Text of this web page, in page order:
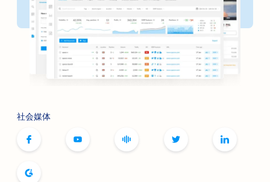
银行搜索引擎优化
书店搜索引擎优化
烧烤店搜索引擎优化
肉毒杆菌毒素和填充剂服务的搜索引擎优化
精品店搜索引擎优化
社会媒体